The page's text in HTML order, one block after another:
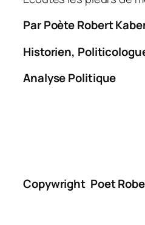
ParPoèteRobert
Historien,
Analyse Politique
Copywright Poet